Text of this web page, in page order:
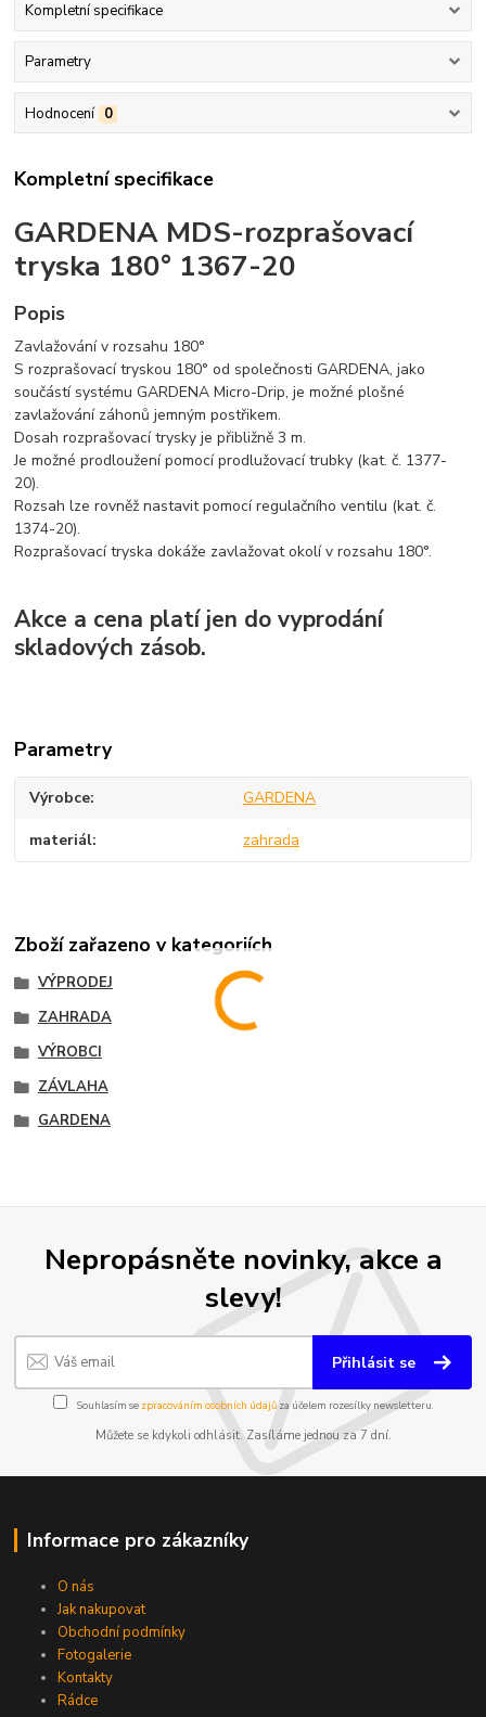
Kompletní specifikace
Parametry
Hodnocení 0
Kompletní specifikace
GARDENA MDS-rozprašovací
tryska 180° 1367-20
Popis
Zavlažování v rozsahu 180°
S rozprašovací tryskou 180° od společnosti GARDENA, jako
součástí systému GARDENA Micro-Drip, je možné plošné
zavlažování záhonů jemným postřikem.
Dosah rozprašovací trysky je přibližně 3 m.
Je možné prodloužení pomocí prodlužovací trubky (kat. č. 1377-
20).
Rozsah lze rovněž nastavit pomocí regulačního ventilu (kat. č.
1374-20).
Rozprašovací tryska dokáže zavlažovat okolí v rozsahu 180°.
Akce a cena platí jen do vyprodání
skladových zásob.
Parametry
Výrobce GARDENA
materiál zahrada
Zboží zařazeno v kategoriích
VÝPRODEJ
ZAHRADA
VÝROBCI
ZÁVLAHA
GARDENA
Nepropásněte novinky, akce a
slevy!
Přihlásit se
Souhlasím se zpracováním osobních údajůza účelem rozesílky newsletteru.
Můžete se kdykoli odhlásit. Zasíláme jednou za 7 dní.
Informace pro zákazníky
O nás
Jak nakupovat
Obchodní podmínky
Fotogalerie
Kontakty
Rádce